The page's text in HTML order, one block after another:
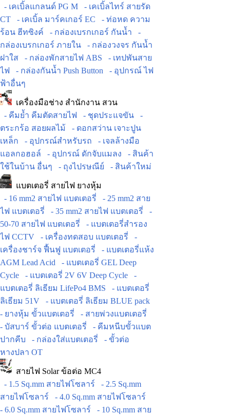
- เคเบิ้ลแกลนด์ PG M
- เคเบิ้ลไทร์ สายรัด
CT
- เคเบิ้ล มาร์คเกอร์ EC
- ท่อหด ความ
ร้อน ฮีทซิงค์
- กล่องเบรกเกอร์ กันน้ำ
-
กล่องเบรกเกอร์ ภายใน
- กล่องวงจร กันน้ำ
ฝาใส
- กล่องพักสายไฟ ABS
- เทปพันสาย
ไฟ
- กล่องกันน้ำ Push Button
- อุปกรณ์ ไฟ
ฟ้าอื่นๆ
เครื่องมือช่าง สำนักงาน สวน
- คีมย้ำ คีมตัดสายไฟ
- ชุดประแจขัน
-
ตระกร้อ สอยผลไม้
- ดอกสว่าน เจาะปูน
เหล็ก
- อุปกรณ์สำหรับรถ
- เจลล้างมือ
แอลกอฮอล์
- อุปกรณ์ ดักจับแมลง
- สินค้า
ใช้ในบ้าน อื่นๆ
- ถุงไปรษณีย์ - สินค้าใหม่
แบตเตอรี่ สายไฟ ยางหุ้ม
- 16 mm2 สายไฟ แบตเตอรี่
- 25 mm2 สาย
ไฟ แบตเตอรี่
- 35 mm2 สายไฟ แบตเตอรี่
-
50-70 สายไฟ แบตเตอรี่
- แบตเตอรี่สำรอง
ไฟ CCTV
- เครื่องทดสอบ แบตเตอรี่
-
เครื่องชาร์จ ฟื้นฟู แบตเตอรี่
- แบตเตอรี่แห้ง
AGM Lead Acid
- แบตเตอรี่ GEL Deep
Cycle
- แบตเตอรี่ 2V 6V Deep Cycle
-
แบตเตอรี่ ลิเธียม LifePo4 BMS
- แบตเตอรี่
ลิเธียม 51V
- แบตเตอรี่ ลิเธียม BLUE pack
- ยางหุ้ม ขั้วแบตเตอรี่
- สายพ่วงแบตเตอรี่
- บัสบาร์ ขั้วต่อ แบตเตอรี่
- คีมหนีบขั้วแบต
ปากคีบ
- กล่องใส่แบตเตอรี่
- ขั้วต่อ
หางปลา OT
สายไฟ Solar ข้อต่อ MC4
- 1.5 Sq.mm สายไฟโซลาร์
- 2.5 Sq.mm
สายไฟโซลาร์
- 4.0 Sq.mm สายไฟโซลาร์
- 6.0 Sq.mm สายไฟโซลาร์
- 10 Sq.mm สาย